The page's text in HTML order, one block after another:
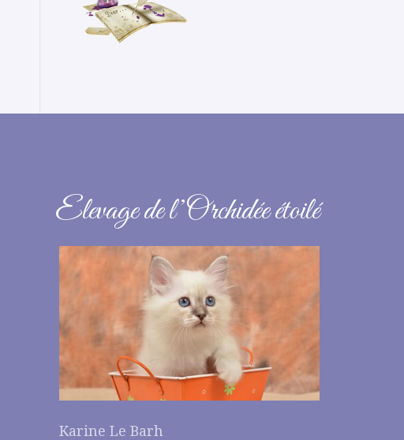
Elevage de l’Orchidée étoilé
Karine Le Barh